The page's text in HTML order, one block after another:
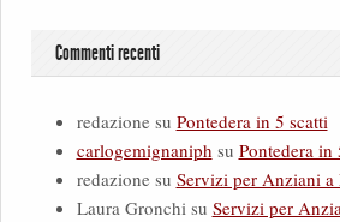
Commenti recenti
redazionesu Pontedera in 5 scatti
carlogemignaniph su Pontedera in
redazionesu Servizi per Anziani a
Laura Gronchisu Servizi per